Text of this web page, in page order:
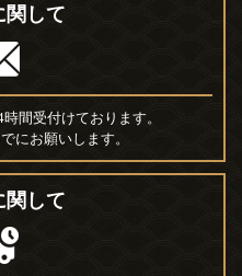
関して
間受付けております。
にお願いします。
関して